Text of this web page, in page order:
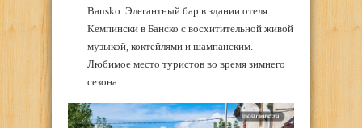
Bansko. Элегантный бар в здании отеля
Кемпински в Банско с восхитительной живой
музыкой, коктейлями и шампанским.
Любимое место туристов во время зимнего
сезона.